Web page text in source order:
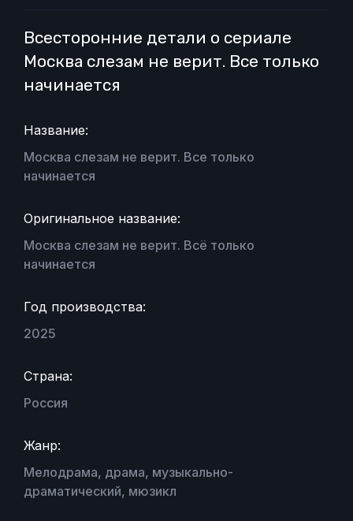
Всесторонние детали о сериале
Москва слезам не верит. Все только
начинается
Название:
Москва слезам не верит. Все только
начинается
Оригинальное название:
Москва слезам не верит. Всё только
начинается
Год производства:
2025
Страна:
Россия
Жанр:
Мелодрама, драма, музыкально-
драматический, мюзикл